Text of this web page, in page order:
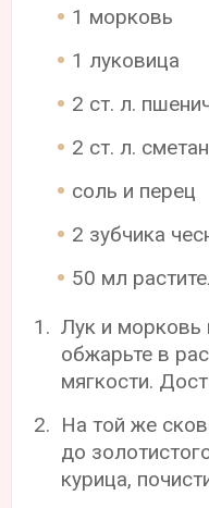
1 морковь
1 луковица
2 ст. л.
2 ст. л.
соль и перец
2 зубчика
50 мл
Лук и морковь
обжарьте в
мягкости.
На той же
до
курица,